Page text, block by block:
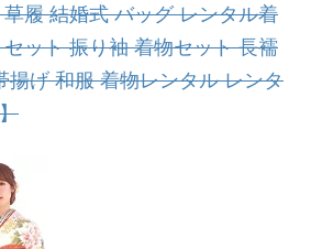
履 結婚式 バッグ レンタル着
ット 振り袖 着物セット 長襦
揚げ 和服 着物レンタル レンタ